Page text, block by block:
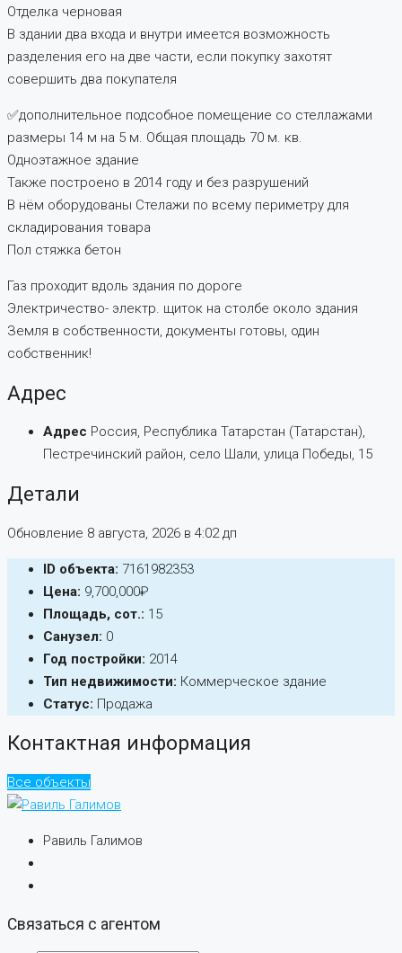
Отделка черновая
В здании два входа и внутри имеется возможность
разделения его на две части, если покупку захотят
совершить два покупателя
✅дополнительное подсобное помещение со стеллажами
размеры 14 м на 5 м. Общая площадь 70 м. кв.
Одноэтажное здание
Также построено в 2014 году и без разрушений
В нём оборудованы Стелажи по всему периметру для
складирования товара
Пол стяжка бетон
Газ проходит вдоль здания по дороге
Электричество- электр. щиток на столбе около здания
Земля в собственности, документы готовы, один
собственник!
Адрес
Адрес Россия, Республика Татарстан (Татарстан),
Пестречинский район, село Шали, улица Победы, 15
Детали
Обновление 8 августа, 2026 в 4:02 дп
ID объекта: 7161982353
Цена: 9,700,000₽
Площадь, сот.: 15
Санузел: 0
Год постройки: 2014
Тип недвижимости: Коммерческое здание
Статус: Продажа
Контактная информация
Все объекты
Равиль Галимов
Связаться с агентом